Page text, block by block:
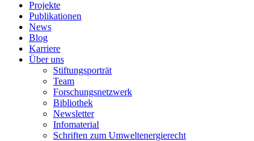
Projekte
Publikationen
News
Blog
Karriere
Über uns
Stiftungsporträt
Team
Forschungsnetzwerk
Bibliothek
Newsletter
Infomaterial
Schriften zum Umweltenergierecht